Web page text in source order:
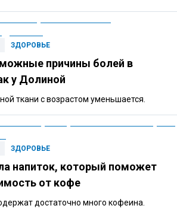
ЗДОРОВЬЕ
причины болей в
у Долиной
ткани с возрастом уменьшается.
ЗДОРОВЬЕ
напиток, который поможет
от кофе
достаточно много кофеина.